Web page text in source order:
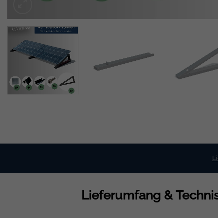
Lieferumfang &